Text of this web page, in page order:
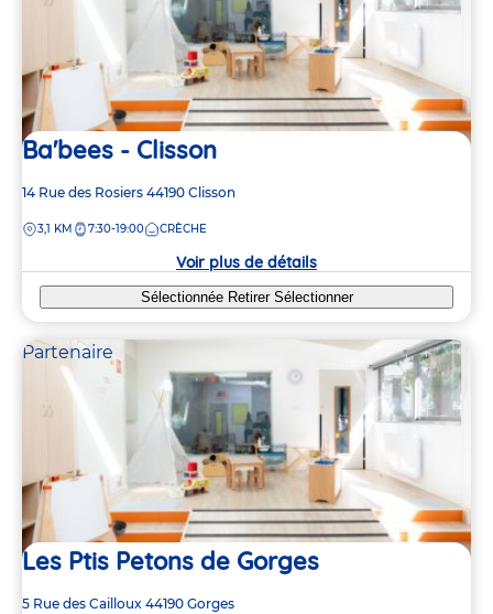
Ba'bees - Clisson
Adresse
la
14 Rue des Rosiers 44190 Clisson
DISTANCE
3,1 KM 7:30-19:00 CRÈCHE
Voir plus de détails
Sélectionnée Retirer Sélectionner
Partenaire
Les Ptis Petons de Gorges
Adresse
5 Rue des Cailloux 44190 Gorges